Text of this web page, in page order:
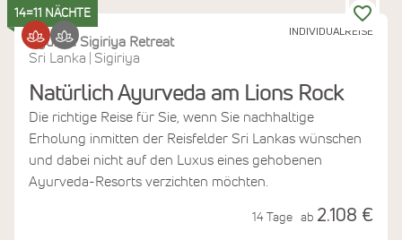
INDIVIDUALREISE
14=11 NÄCHTE
Ayurvie Sigiriya Retreat
Sri Lanka
Sigiriya
Natürlich Ayurveda am Lions Rock
Die richtige Reise für Sie, wenn Sie nachhaltige
Erholung inmitten der Reisfelder Sri Lankas wünschen
und dabei nicht auf den Luxus eines gehobenen
Ayurveda-Resorts verzichten möchten.
14 Tage ab 2.108 €